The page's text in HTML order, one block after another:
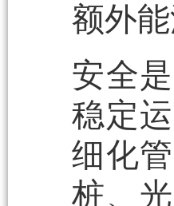
额外能
安全
稳定
细化
桩、